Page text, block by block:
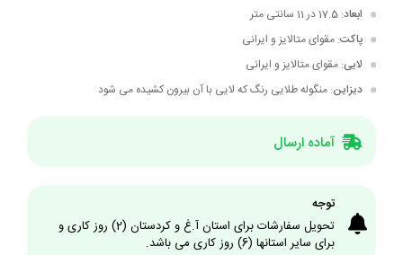
ابعاد: 17.5 در 11 سانتی متر
پاکت: مقوای متالایز و ایرانی
لایی: مقوای متالایز و ایرانی
دیزاین: منگوله طلایی رنگ که لایی با آن بیرون کشیده می شود
آماده ارسال
توجه
تحویل سفارشات برای استان آ.غ و کردستان (2) روز کاری و
برای سایر استانها (6) روز کاری می باشد.